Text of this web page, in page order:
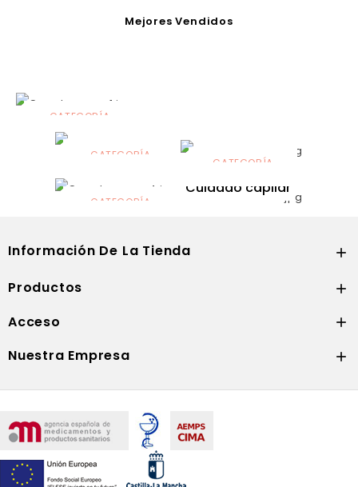
Mejores Vendidos
CATEGORÍA
Alimentación
infantilCATEGORÍA
Dermocosmética
CATEGORÍA
Solares
CATEGORÍA
Cuidado capilar
Información De La Tienda 
Productos 
Acceso 
Nuestra Empresa 